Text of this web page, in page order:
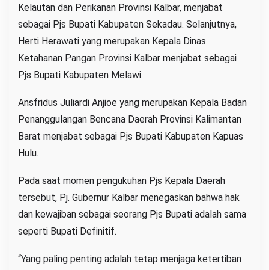
Kelautan dan Perikanan Provinsi Kalbar, menjabat
sebagai Pjs Bupati Kabupaten Sekadau. Selanjutnya,
Herti Herawati yang merupakan Kepala Dinas
Ketahanan Pangan Provinsi Kalbar menjabat sebagai
Pjs Bupati Kabupaten Melawi.
Ansfridus Juliardi Anjioe yang merupakan Kepala Badan
Penanggulangan Bencana Daerah Provinsi Kalimantan
Barat menjabat sebagai Pjs Bupati Kabupaten Kapuas
Hulu.
Pada saat momen pengukuhan Pjs Kepala Daerah
tersebut, Pj. Gubernur Kalbar menegaskan bahwa hak
dan kewajiban sebagai seorang Pjs Bupati adalah sama
seperti Bupati Definitif.
“Yang paling penting adalah tetap menjaga ketertiban